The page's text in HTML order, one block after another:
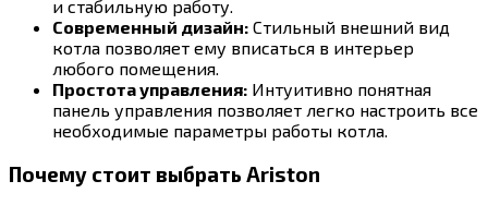
и стабильную работу.
Современный дизайн: Стильный внешний вид
котла позволяет ему вписаться в интерьер
любого помещения.
Простота управления: Интуитивно понятная
панель управления позволяет легко настроить все
необходимые параметры работы котла.
Почему стоит выбрать Ariston